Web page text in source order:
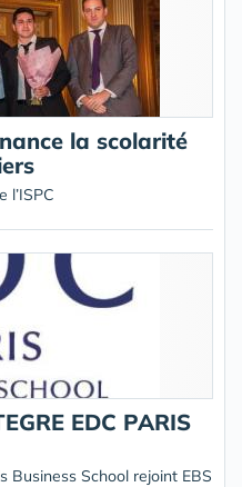
la scolarité
l’ISPC
EDC PARIS
Business School rejoint EBS